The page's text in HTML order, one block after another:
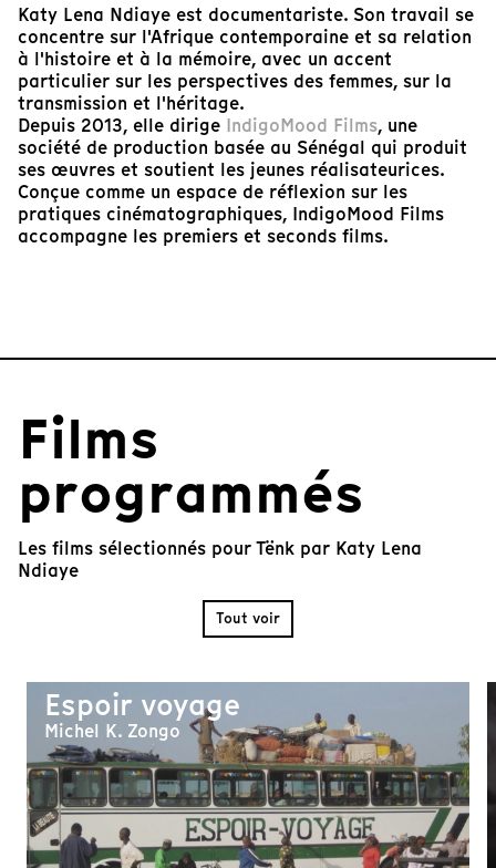
Katy Lena Ndiaye est documentariste. Son travail se
concentre sur l'Afrique contemporaine et sa relation
à l'histoire et à la mémoire, avec un accent
particulier sur les perspectives des femmes, sur la
transmission et l'héritage.
Depuis 2013, elle dirige IndigoMood Films, une
société de production basée au Sénégal qui produit
ses œuvres et soutient les jeunes réalisateurices.
Conçue comme un espace de réflexion sur les
pratiques cinématographiques, IndigoMood Films
accompagne les premiers et seconds films.
Films
programmés
Les films sélectionnés pour Tënk par Katy Lena
Ndiaye
Tout voir
Espoir voyage
Michel K. Zongo